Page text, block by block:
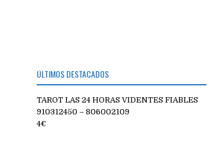
ÚLTIMOS DESTACADOS
TAROT LAS 24 HORAS VIDENTES FIABLES
910312450 – 806002109
4€